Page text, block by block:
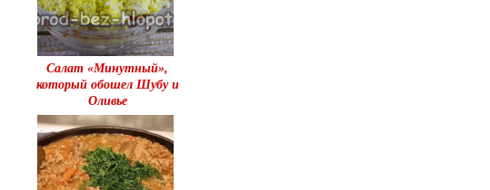
Салат «Минутный»,
который обошел Шубу и
Оливье